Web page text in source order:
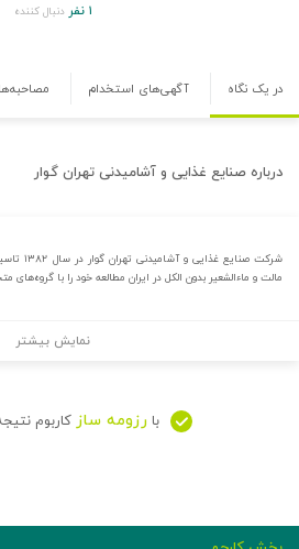
۱ نفر دنبال کننده
در یک نگاه آگهی‌های استخدام مصاحبه‌ها
درباره صنایع غذایی و آشامیدنی تهران گوار
شرکت
مالت و ماءالشعیر بدون الکل در ایران مطالعه خود را با
نمایش بیشتر
با رزومه ساز کاربوم